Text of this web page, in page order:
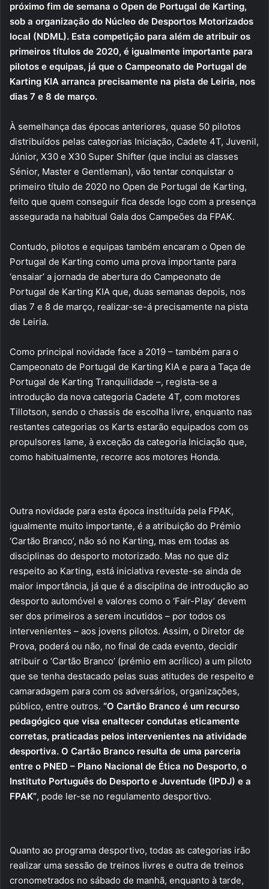
próximo fim de semana o Open de Portugal de Karting,
sob a organização do Núcleo de Desportos Motorizados
local (NDML). Esta competição para além de atribuir os
primeiros títulos de 2020, é igualmente importante para
pilotos e equipas, já que o Campeonato de Portugal de
Karting KIA arranca precisamente na pista de Leiria, nos
dias 7 e 8 de março.
À semelhança das épocas anteriores, quase 50 pilotos
distribuídos pelas categorias Iniciação, Cadete 4T, Juvenil,
Júnior, X30 e X30 Super Shifter (que inclui as classes
Sénior, Master e Gentleman), vão tentar conquistar o
primeiro título de 2020 no Open de Portugal de Karting,
feito que quem conseguir fica desde logo com a presença
assegurada na habitual Gala dos Campeões da FPAK.
Contudo, pilotos e equipas também encaram o Open de
Portugal de Karting como uma prova importante para
‘ensaiar’ a jornada de abertura do Campeonato de
Portugal de Karting KIA que, duas semanas depois, nos
dias 7 e 8 de março, realizar-se-á precisamente na pista
de Leiria.
Como principal novidade face a 2019 – também para o
Campeonato de Portugal de Karting KIA e para a Taça de
Portugal de Karting Tranquilidade –, regista-se a
introdução da nova categoria Cadete 4T, com motores
Tillotson, sendo o chassis de escolha livre, enquanto nas
restantes categorias os Karts estarão equipados com os
propulsores Iame, à exceção da categoria Iniciação que,
como habitualmente, recorre aos motores Honda.
Outra novidade para esta época instituída pela FPAK,
igualmente muito importante, é a atribuição do Prémio
‘Cartão Branco’, não só no Karting, mas em todas as
disciplinas do desporto motorizado. Mas no que diz
respeito ao Karting, está iniciativa reveste-se ainda de
maior importância, já que é a disciplina de introdução ao
desporto automóvel e valores como o ‘Fair-Play’ devem
ser dos primeiros a serem incutidos – por todos os
intervenientes – aos jovens pilotos. Assim, o Diretor de
Prova, poderá ou não, no final de cada evento, decidir
atribuir o ‘Cartão Branco’ (prémio em acrílico) a um piloto
que se tenha destacado pelas suas atitudes de respeito e
camaradagem para com os adversários, organizações,
público, entre outros. “O Cartão Branco é um recurso
pedagógico que visa enaltecer condutas eticamente
corretas, praticadas pelos intervenientes na atividade
desportiva. O Cartão Branco resulta de uma parceria
entre o PNED – Plano Nacional de Ética no Desporto, o
Instituto Português do Desporto e Juventude (IPDJ) e a
FPAK”, pode ler-se no regulamento desportivo.
Quanto ao programa desportivo, todas as categorias irão
realizar uma sessão de treinos livres e outra de treinos
cronometrados no sábado de manhã, enquanto à tarde,